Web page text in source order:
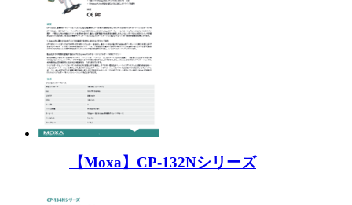
【Moxa】CP-132Nシリーズ